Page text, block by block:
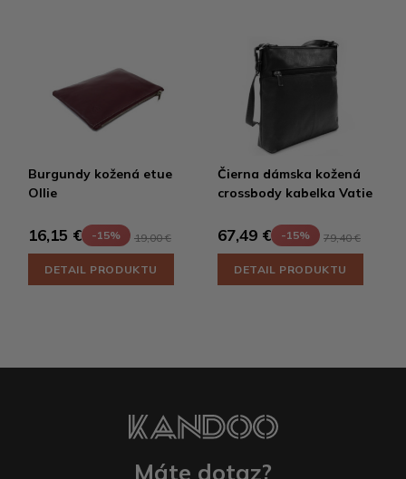
Burgundy kožená etue
Ollie
16,15 € -15% 19,00 €
DETAIL PRODUKTU
Čierna dámska kožená
crossbody kabelka Vatie
67,49 € -15% 79,40 €
DETAIL PRODUKTU
Máte dotaz?